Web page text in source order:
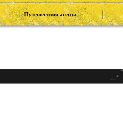
Путешествия агента